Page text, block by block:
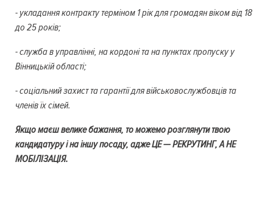
- укладання контракту терміном 1 рік для громадян віком від 18
до 25 років;
- служба в управлінні, на кордоні та на пунктах пропуску у
Вінницькій області;
- соціальний захист та гарантії для військовослужбовців та
членів їх сімей.
Якщо маєш велике бажання, то можемо розглянути твою
кандидатуру і на іншу посаду, адже ЦЕ — РЕКРУТИНГ, А НЕ
МОБІЛІЗАЦІЯ.